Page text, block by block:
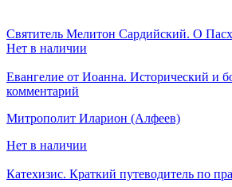
Святитель Мелитон Сардийский. О
Нет в наличии
Евангелие от Иоанна. Исторический и
комментарий
Митрополит Иларион (Алфеев)
Нет в наличии
Катехизис. Краткий путеводитель по